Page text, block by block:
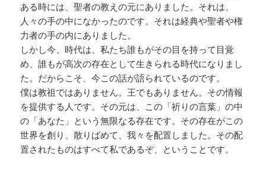
ある時には、聖者の教えの元にありました。それは、
人々の手の中になかったのです。それは経典や聖者や権
力者の手の内にありました。
しかし今、時代は、私たち誰もがその目を持って目覚
め、誰もが高次の存在として生きられる時代になりまし
た。だからこそ、今この話が語られているのです。
僕は教祖ではありません。王でもありません。その情報
を提供する人です。その元は、この「祈りの言葉」の中
の「あなた」という無限なる存在です。その存在がこの
世界を創り、散りばめて、我々を配置しました。その配
置されたものはすべて私であるぞ、ということです。